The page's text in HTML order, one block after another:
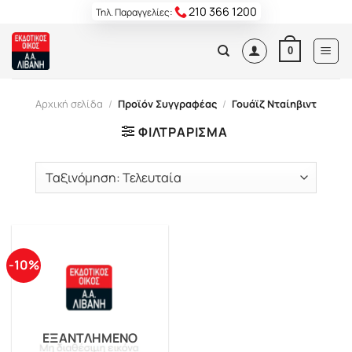
content
Τηλ. Παραγγελίες: 210 366 1200
0
Αρχική σελίδα / Προϊόν Συγγραφέας / Γουάϊζ Νταίηβιντ
ΦΙΛΤΡΆΡΙΣΜΑ
-10%
ΕΞΑΝΤΛΗΜΈΝΟ